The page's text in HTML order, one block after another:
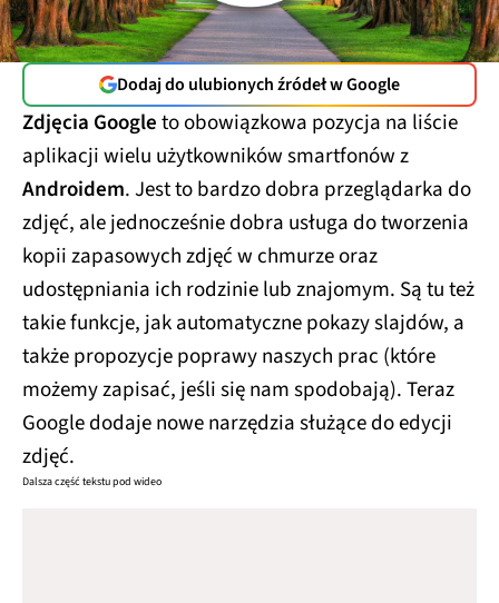
Dodaj do ulubionych źródeł w Google
Zdjęcia Googleto obowiązkowa pozycja na liście
aplikacji wielu użytkowników smartfonów z
Androidem. Jest to bardzo dobra przeglądarka do
zdjęć, ale jednocześnie dobra usługa do tworzenia
kopii zapasowych zdjęć w chmurze oraz
udostępniania ich rodzinie lub znajomym. Są tu też
takie funkcje, jak automatyczne pokazy slajdów, a
także propozycje poprawy naszych prac (które
możemy zapisać, jeśli się nam spodobają). Teraz
Google dodaje nowe narzędzia służące do edycji
zdjęć.
Dalsza część tekstu pod wideo